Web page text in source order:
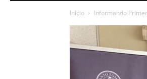
Inicio Informando